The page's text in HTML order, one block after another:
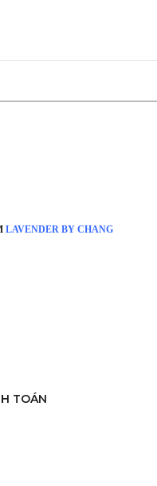
LAVENDER BY CHANG
TOÁN